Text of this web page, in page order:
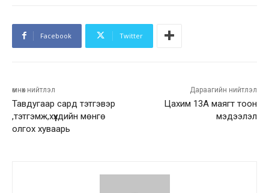
Facebook Twitter
өмнөх нийтлэл
Тавдугаар сард тэтгэвэр
,тэтгэмж,хүүхдийн мөнгө
олгох хуваарь
Дараагийн нийтлэл
Цахим 13А маягт тоон
мэдээлэл